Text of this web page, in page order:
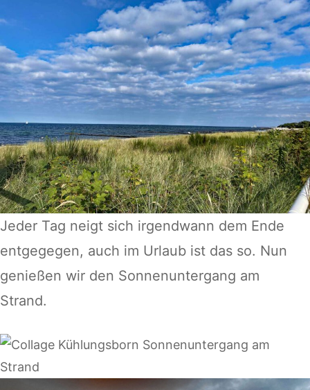
Jeder Tag neigt sich irgendwann dem Ende
entgegegen, auch im Urlaub ist das so. Nun
genießen wir den Sonnenuntergang am
Strand.